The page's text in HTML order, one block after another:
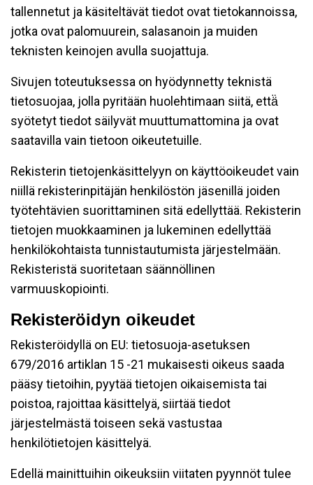
tallennetut ja käsiteltävät tiedot ovat tietokannoissa,
jotka ovat palomuurein, salasanoin ja muiden
teknisten keinojen avulla suojattuja.
Sivujen toteutuksessa on hyödynnetty teknistä
tietosuojaa, jolla pyritään huolehtimaan siitä, että̈
syötetyt tiedot säilyvät muuttumattomina ja ovat
saatavilla vain tietoon oikeutetuille.
Rekisterin tietojenkäsittelyyn on käyttöoikeudet vain
niillä rekisterinpitäjän henkilöstön jäsenillä joiden
työtehtävien suorittaminen sitä edellyttää. Rekisterin
tietojen muokkaaminen ja lukeminen edellyttää
henkilökohtaista tunnistautumista järjestelmään.
Rekisteristä suoritetaan säännöllinen
varmuuskopiointi.
Rekisteröidyn oikeudet
Rekisteröidyllä on EU: tietosuoja-asetuksen
679/2016 artiklan 15 -21 mukaisesti oikeus saada
pääsy tietoihin, pyytää tietojen oikaisemista tai
poistoa, rajoittaa käsittelyä, siirtää tiedot
järjestelmästä toiseen sekä vastustaa
henkilötietojen käsittelyä.
Edellä mainittuihin oikeuksiin viitaten pyynnöt tulee